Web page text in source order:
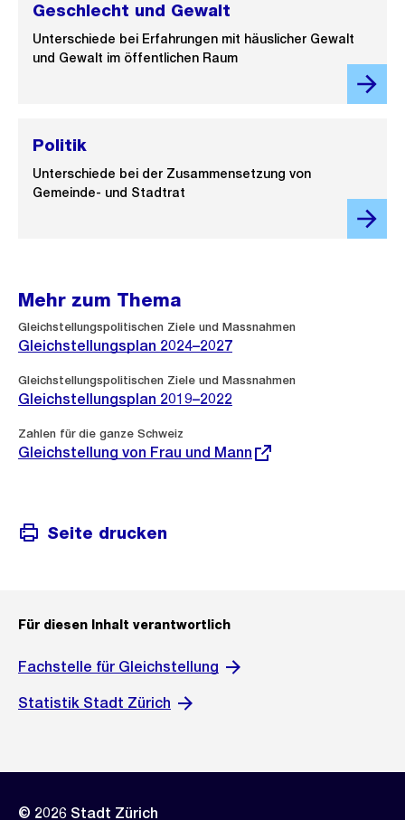
Geschlecht und Gewalt
Unterschiede bei Erfahrungen mit häuslicher Gewalt
und Gewalt im öffentlichen Raum
Politik
Unterschiede bei der Zusammensetzung von
Gemeinde- und Stadtrat
Mehr zum Thema
Gleichstellungspolitischen Ziele und Massnahmen
Gleichstellungsplan 2024–2027
Gleichstellungspolitischen Ziele und Massnahmen
Gleichstellungsplan 2019–2022
Zahlen für die ganze Schweiz
Externer
Link:
Gleichstellung von Frau und Mann
Seite drucken
Für diesen Inhalt verantwortlich
Fachstelle für Gleichstellung
Statistik Stadt Zürich
© 2026 Stadt Zürich